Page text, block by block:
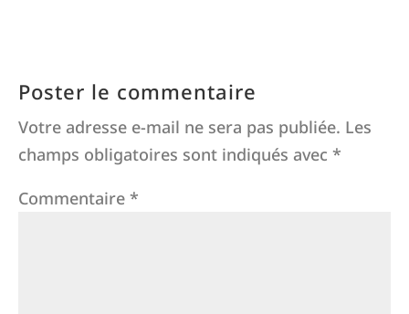
Poster le commentaire
Votre adresse e-mail ne sera pas publiée. Les
champs obligatoires sont indiqués avec *
Commentaire *